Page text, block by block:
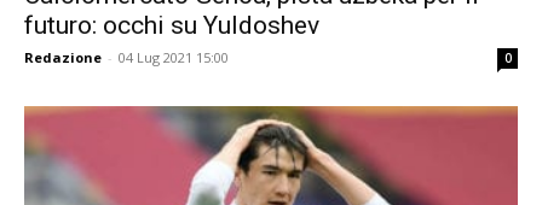
futuro: occhi su Yuldoshev
Redazione - 04 Lug 2021 15:00 0